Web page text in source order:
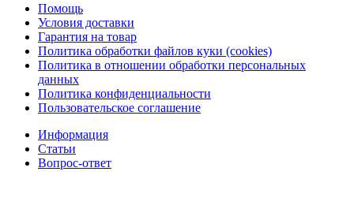
Помощь
Условия доставки
Гарантия на товар
Политика обработки файлов куки (cookies)
Политика в отношении обработки персональных
данных
Политика конфиденциальности
Пользовательское соглашение
Информация
Статьи
Вопрос-ответ